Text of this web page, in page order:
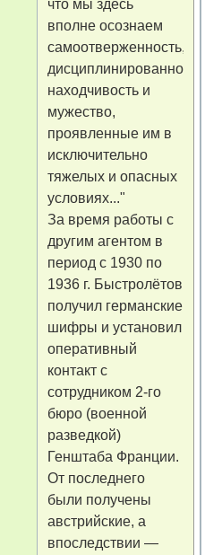
что мы здесь
вполне осознаем
самоотверженность,
дисциплинированность,
находчивость и
мужество,
проявленные им в
исключительно
тяжелых и опасных
условиях..."
За время работы с
другим агентом в
период с 1930 по
1936 г. Быстролётов
получил германские
шифры и установил
оперативный
контакт с
сотрудником 2-го
бюро (военной
разведкой)
Генштаба Франции.
От последнего
были получены
австрийские, а
впоследствии —